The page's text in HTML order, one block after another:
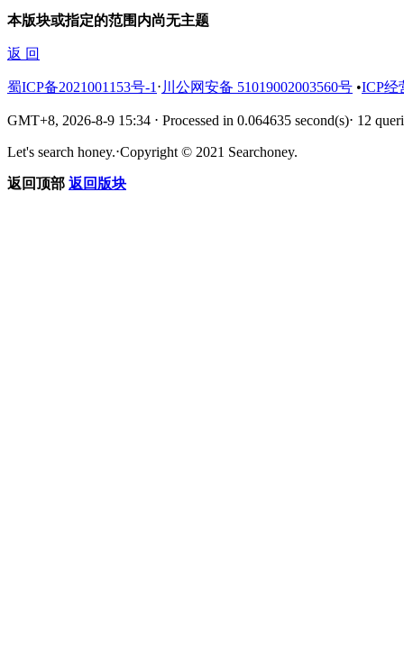
本版块或指定的范围内尚无主题
返 回
蜀ICP备2021001153号-1 ⋅ 川公网安备 51019002003560号 •ICP经
GMT+8, 2026-8-9 15:34 ⋅ Processed in 0.064635 second(s)⋅ 12
Let's search honey.⋅Copyright © 2021 Searchoney.
返回顶部 返回版块